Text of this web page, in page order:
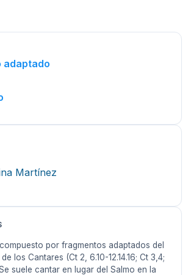
adaptado
Martínez
por fragmentos adaptados del
los Cantares (Ct 2, 6.10-12.14.16; Ct 3,4;
suele cantar en lugar del Salmo en la